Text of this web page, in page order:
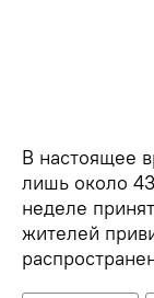
В настоящее
лишь около
неделе
жителей